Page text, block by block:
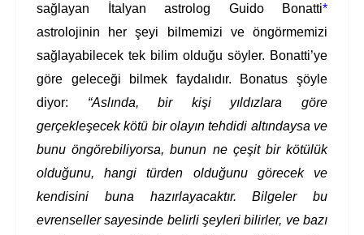
sağlayan İtalyan astrolog Guido Bonatti*
astrolojinin her şeyi bilmemizi ve öngörmemizi
sağlayabilecek tek bilim olduğu söyler. Bonatti’ye
göre geleceği bilmek faydalıdır. Bonatus şöyle
diyor: “Aslında, bir kişi yıldızlara göre
gerçekleşecek kötü bir olayın tehdidi altındaysa ve
bunu öngörebiliyorsa, bunun ne çeşit bir kötülük
olduğunu, hangi türden olduğunu görecek ve
kendisini buna hazırlayacaktır. Bilgeler bu
evrenseller sayesinde belirli şeyleri bilirler, ve bazı